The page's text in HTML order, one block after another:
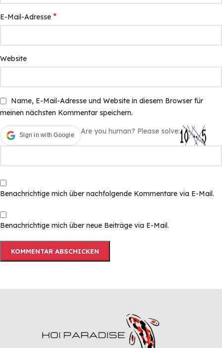
E-Mail-Adresse *
Website
Name, E-Mail-Adresse und Website in diesem Browser für
meinen nächsten Kommentar speichern.
Sign in with Google Are you human? Please solve:
Benachrichtige mich über nachfolgende Kommentare via E-Mail.
Benachrichtige mich über neue Beiträge via E-Mail.